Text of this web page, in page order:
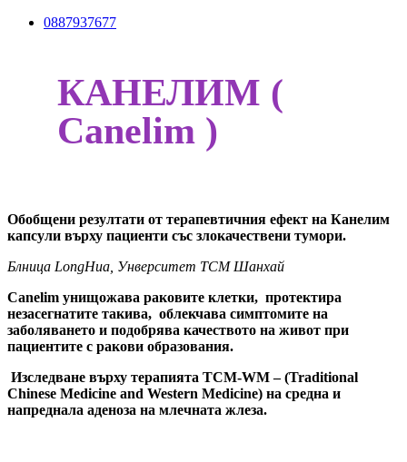
0887937677
КАНЕЛИМ (
Canelim )
Обобщени резултати от терапевтичния ефект на Канелим
капсули върху пациенти със злокачествени тумори.
Блница LongHua, Унверситет TCM Шанхай
Canelim унищожава раковите клетки, протектира
незасегнатите такива, облекчава симптомите на
заболяването и подобрява качеството на живот при
пациентите с ракови образования.
Изследване върху терапията TCM-WM – (Traditional
Chinese Medicine and Western Medicine) на средна и
напреднала аденоза на млечната жлеза.